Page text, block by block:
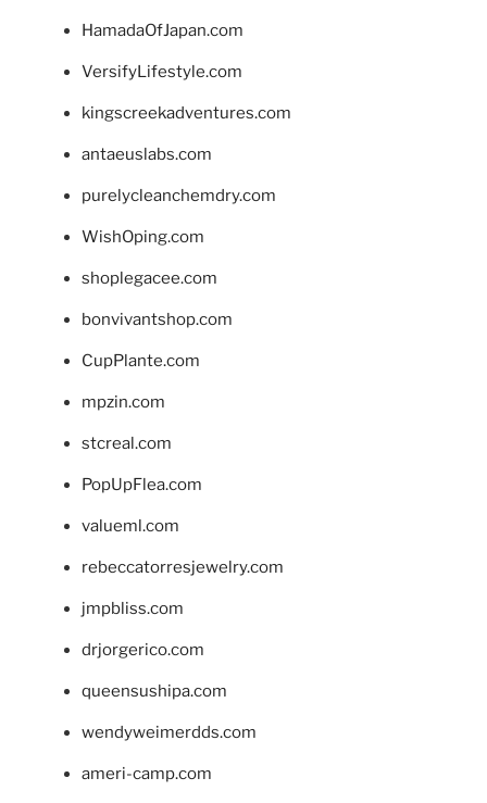
HamadaOfJapan.com
VersifyLifestyle.com
kingscreekadventures.com
antaeuslabs.com
purelycleanchemdry.com
WishOping.com
shoplegacee.com
bonvivantshop.com
CupPlante.com
mpzin.com
stcreal.com
PopUpFlea.com
valueml.com
rebeccatorresjewelry.com
jmpbliss.com
drjorgerico.com
queensushipa.com
wendyweimerdds.com
ameri-camp.com